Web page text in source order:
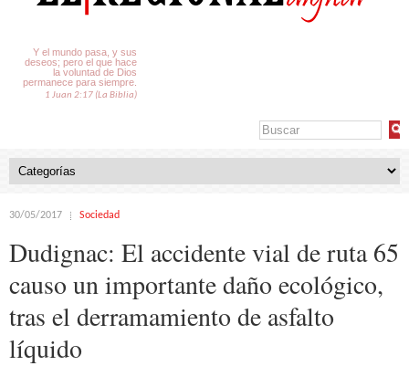
Y el mundo pasa, y sus
deseos; pero el que hace
la voluntad de Dios
permanece para siempre.
1 Juan 2:17 (La Biblia)
30/05/2017 Sociedad
Dudignac: El accidente vial de ruta 65
causo un importante daño ecológico,
tras el derramamiento de asfalto
líquido